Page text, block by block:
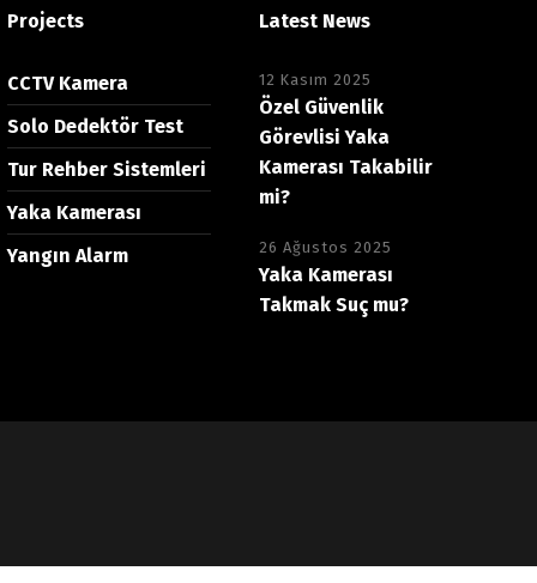
Projects
CCTV Kamera
Solo Dedektör Test
Tur Rehber Sistemleri
Yaka Kamerası
Yangın Alarm
Latest News
12 Kasım 2025
Özel Güvenlik
Görevlisi Yaka
Kamerası Takabilir
mi?
26 Ağustos 2025
Yaka Kamerası
Takmak Suç mu?